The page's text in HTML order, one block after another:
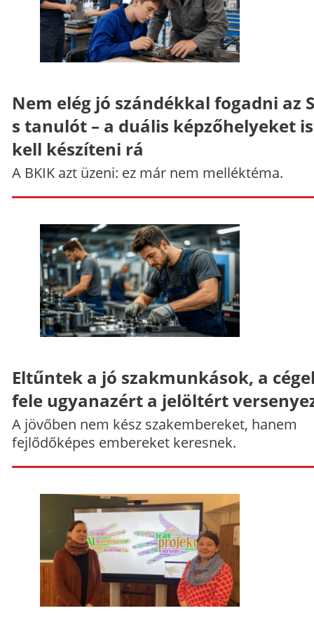
Nem elég jó szándékkal fogadni az
s tanulót – a duális képzőhelyeket
kell készíteni rá
A BKIK azt üzeni: ez már nem melléktéma.
Eltűntek a jó szakmunkások, a
fele ugyanazért a jelöltért
A jövőben nem kész szakembereket, hanem
fejlődőképes embereket keresnek.